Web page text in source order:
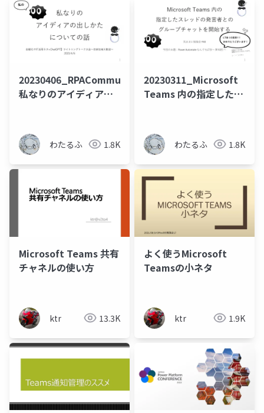
20230406_RPACommunity_
私なりのアイディアの
わたるふ 1.8K
20230311_Microsoft
Teams 内の指定したス
する
わたるふ 1.8K
Microsoft Teams 共有
チャネルの使い方
ktr 13.3K
よく使うMicrosoft
Teamsの小ネタ
ktr 1.9K